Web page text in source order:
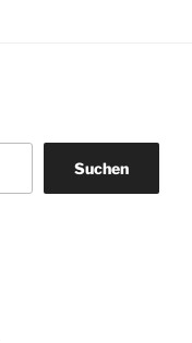
Suchen